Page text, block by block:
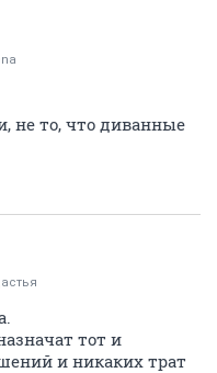
не то, что диванные
тот и
и никаких трат